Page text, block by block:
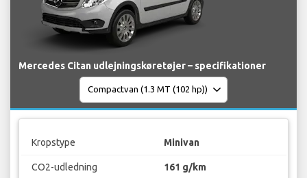
Mercedes Citan udlejningskøretøjer – specifikationer
Kropstype Minivan
CO2-udledning 161 g/km